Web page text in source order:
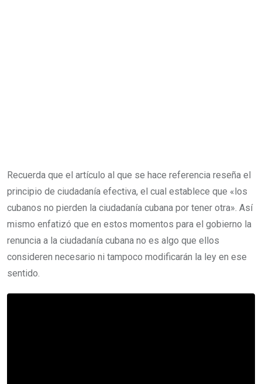
Recuerda que el artículo al que se hace referencia reseña el
principio de ciudadanía efectiva, el cual establece que «los
cubanos no pierden la ciudadanía cubana por tener otra». Así
mismo enfatizó que en estos momentos para el gobierno la
renuncia a la ciudadanía cubana no es algo que ellos
consideren necesario ni tampoco modificarán la ley en ese
sentido.